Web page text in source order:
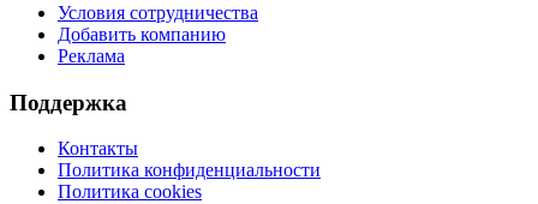
Условия сотрудничества
Добавить компанию
Реклама
Поддержка
Контакты
Политика конфиденциальности
Политика cookies